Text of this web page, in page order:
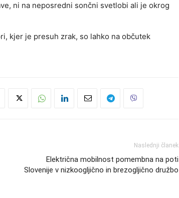
ni na neposredni sončni svetlobi ali je okrog
kjer je presuh zrak, so lahko na občutek
Naslednji članek
Električna mobilnost pomembna na poti
Slovenije v nizkoogljično in brezogljično družbo